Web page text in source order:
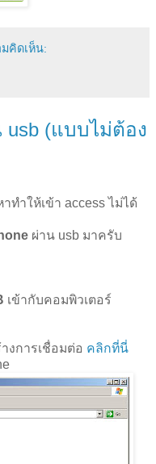
คิดเห็น:
usb (แบบไม่ต้อง
ทำให้เข้า access ไม่ได้
ผ่าน usb มาครับ
เข้ากับคอมพิวเตอร์
งการเชื่อมต่อ คลิกที่นี่